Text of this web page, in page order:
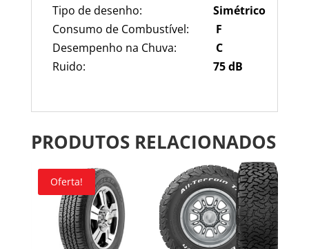
Tipo de desenho:
Simétrico
Consumo de Combustível:
F
Desempenho na Chuva:
C
Ruido:
75dB
PRODUTOS RELACIONADOS
Oferta!